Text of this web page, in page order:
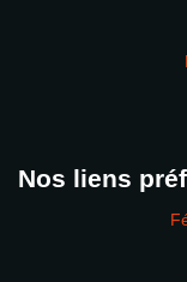
Nos liens